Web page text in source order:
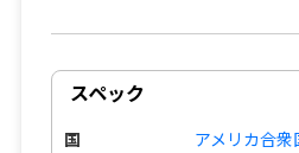
スペック
国 アメリカ合